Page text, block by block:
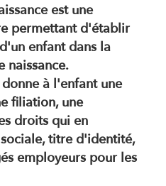
est une
permettant d'établir
enfant dans la
naissance.
à l'enfant une
filiation, une
droits qui en
titre d'identité,
employeurs pour les